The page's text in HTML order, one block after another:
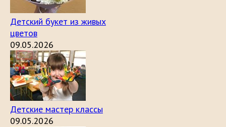
Детский букет из живых
цветов
09.05.2026
Детские мастер классы
09.05.2026